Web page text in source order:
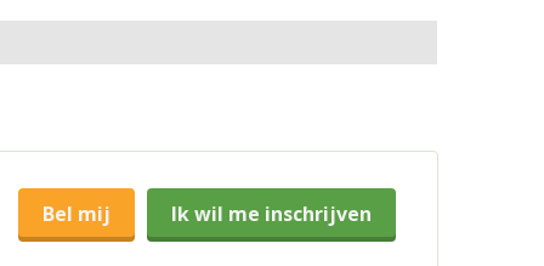
Bel mij Ik wil me inschrijven